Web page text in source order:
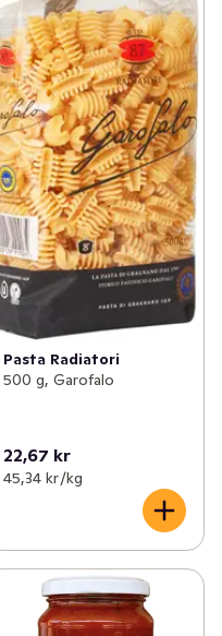
Pasta Radiatori
500 g, Garofalo
22,67 kr
45,34 kr /kg